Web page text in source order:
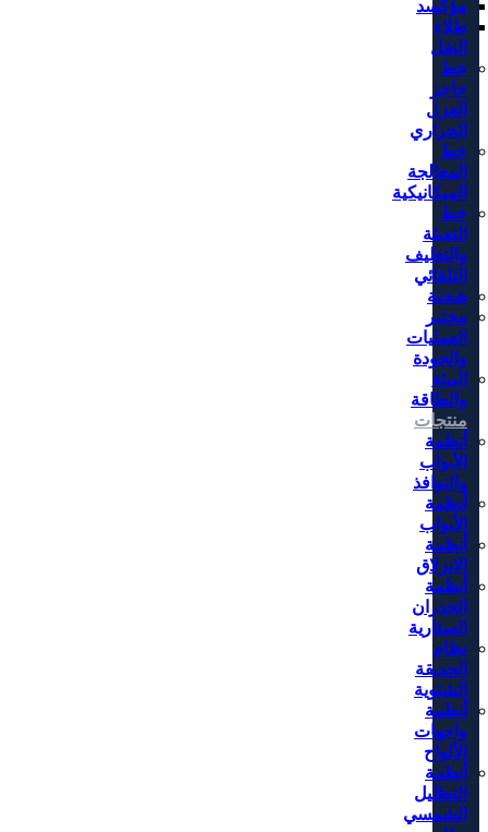
مؤكسد
طلاء
النقل
خط
حاجز
العزل
الحراري
خط
المعالجة
الميكانيكية
خط
التعبئة
والتغليف
التلقائي
شحنة
مختبر
العمليات
والجودة
البيئة
والطاقة
منتجات
أنظمة
الأبواب
والنوافذ
أنظمة
الأبواب
أنظمة
الانزلاق
أنظمة
الجدران
الستارية
نظام
الحديقة
الشتوية
أنظمة
واجهات
الألواح
أنظمة
التظليل
الشمسي